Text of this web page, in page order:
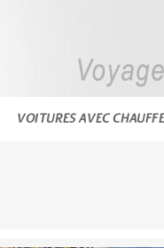
VOITURES AVEC